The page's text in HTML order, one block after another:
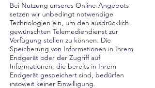
Bei Nutzung unseres Online-Angebots
setzen wir unbedingt notwendige
Technologien ein, um den ausdrücklich
gewünschten Telemediendienst zur
Verfügung stellen zu können. Die
Speicherung von Informationen in Ihrem
Endgerät oder der Zugriff auf
Informationen, die bereits in Ihrem
Endgerät gespeichert sind, bedürfen
insoweit keiner Einwilligung.